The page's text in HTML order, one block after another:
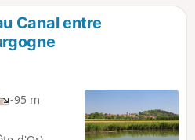
du village comme l'École
Vannerie, l'Église Notre-
et toutes les fontaines du
Canal entre
-95 m